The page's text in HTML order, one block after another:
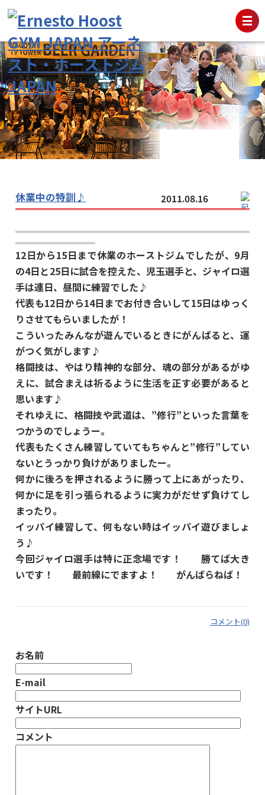
休業中の特訓♪ 2011.08.16
12日から15日まで休業のホーストジムでしたが、9月
の4日と25日に試合を控えた、児玉選手と、ジャイロ選
手は連日、昼間に練習でした♪
代表も12日から14日までお付き合いして15日はゆっく
りさせてもらいましたが！
こういったみんなが遊んでいるときにがんばると、運
がつく気がします♪
格闘技は、やはり精神的な部分、魂の部分があるがゆ
えに、試合まえは祈るように生活を正す必要があると
思います♪
それゆえに、格闘技や武道は、”修行”といった言葉を
つかうのでしょうー。
代表もたくさん練習していてもちゃんと”修行”してい
ないとうっかり負けがありましたー。
何かに後ろを押されるように勝って上にあがったり、
何かに足を引っ張られるように実力がだせず負けてし
まったり。
イッパイ練習して、何もない時はイッパイ遊びましょ
う♪
今回ジャイロ選手は特に正念場です！ 勝てば大き
いです！ 最前線にでますよ！ がんばらねば！
コメント(0)
お名前
E-mail
サイトURL
コメント